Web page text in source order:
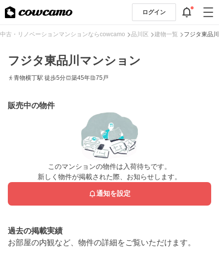
ログイン
中古・リノベーションマンションならcowcamo 品川区 建物一覧 フジタ東品
フジタ東品川マンション
青物横丁駅 徒歩5分 築45年 75戸
販売中の物件
このマンションの物件は入荷待ちです。
新しく物件が掲載された際、お知らせします。
通知を設定
過去の掲載実績
お部屋の内観など、物件の詳細をご覧いただけます。